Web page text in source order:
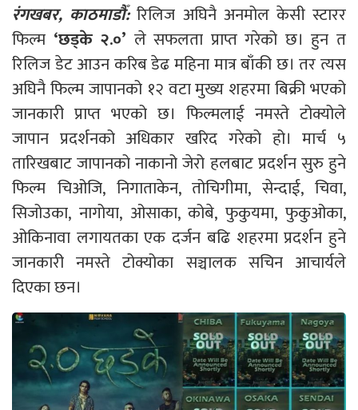
रंगखबर, काठमाडौँ: रिलिज अघिनै अनमोल केसी स्टारर
फिल्म ‘छड्के २.०’ ले सफलता प्राप्त गरेको छ। हुन त
रिलिज डेट आउन करिब डेढ महिना मात्र बाँकी छ। तर त्यस
अघिनै फिल्म जापानको १२ वटा मुख्य शहरमा बिक्री भएको
जानकारी प्राप्त भएको छ। फिल्मलाई नमस्ते टोक्योले
जापान प्रदर्शनको अधिकार खरिद गरेको हो। मार्च ५
तारिखबाट जापानको नाकानो जेरो हलबाट प्रदर्शन सुरु हुने
फिल्म चिओजि, निगाताकेन, तोचिगीमा, सेन्दाई, चिवा,
सिजोउका, नागोया, ओसाका, कोबे, फुकुयमा, फुकुओका,
ओकिनावा लगायतका एक दर्जन बढि शहरमा प्रदर्शन हुने
जानकारी नमस्ते टोक्योका सञ्चालक सचिन आचार्यले
दिएका छन।